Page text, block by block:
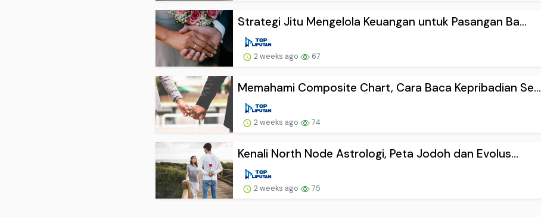
Strategi Jitu Mengelola Keuangan untuk Pasangan Ba...
2 weeks ago 67
Memahami Composite Chart, Cara Baca Kepribadian Se...
2 weeks ago 74
Kenali North Node Astrologi, Peta Jodoh dan Evolus...
2 weeks ago 75